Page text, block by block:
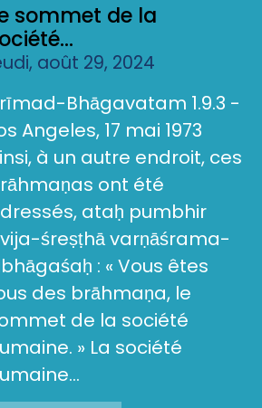
sommet de la
août 29, 2024
Bhāgavatam 1.9.3 -
Angeles, 17 mai 1973
à un autre endroit, ces
ont été
ataḥ pumbhir
śreṣṭhā varṇāśrama-
: « Vous êtes
des brāhmaṇa, le
de la société
» La société